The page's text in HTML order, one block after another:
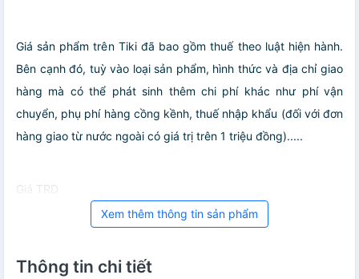
Giá sản phẩm trên Tiki đã bao gồm thuế theo luật hiện hành.
Bên cạnh đó, tuỳ vào loại sản phẩm, hình thức và địa chỉ giao
hàng mà có thể phát sinh thêm chi phí khác như phí vận
chuyển, phụ phí hàng cồng kềnh, thuế nhập khẩu (đối với đơn
hàng giao từ nước ngoài có giá trị trên 1 triệu đồng).....
Giá TRD
Xem thêm thông tin sản phẩm
Thông tin chi tiết